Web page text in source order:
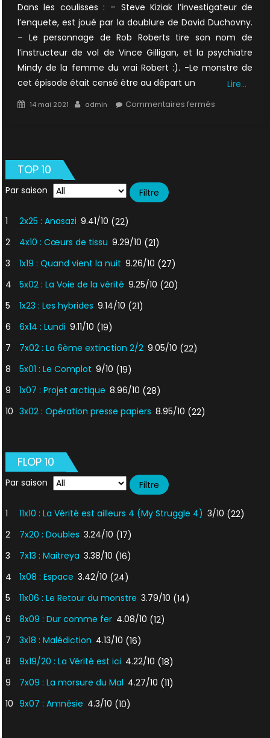
Dans les coulisses : – Steve Kiziak l’investigateur de
l’enquete, est joué par la doublure de David Duchovny.
– Le personnage de Rob Roberts tire son nom de
l’instructeur de vol de Vince Gilligan, et la psychiatre
Mindy de la femme du vrai Robert :). -Le monstre de
cet épisode était censé être au départ un
Lire…
Posted
14 mai 2021 Author
admin Commentaires ferméssur
TOP 10
Par saison
1 2x25 : Anasazi 9.41/10 (22)
2
4x10 : Cœurs de tissu 9.29/10 (21)
3
1x19 : Quand vient la nuit 9.26/10 (27)
4
5x02 : La Voie de la vérité 9.25/10 (20)
5
1x23 : Les hybrides 9.14/10 (21)
6
6x14 : Lundi 9.11/10 (19)
7
7x02 : La 6ème extinction 2/2 9.05/10 (22)
8
5x01 : Le Complot 9/10 (19)
9
1x07 : Projet arctique 8.96/10 (28)
10 3x02 : Opération presse papiers 8.95/10 (22)
FLOP 10
Par saison
1 11x10 : La Vérité est ailleurs 4 (My Struggle 4) 3/10 (22)
2
7x20 : Doubles 3.24/10 (17)
3
7x13 : Maitreya 3.38/10 (16)
4
1x08 : Espace 3.42/10 (24)
5
11x06 : Le Retour du monstre 3.79/10 (14)
6
8x09 : Dur comme fer 4.08/10 (12)
7
3x18 : Malédiction 4.13/10 (16)
8
9x19/20 : La Vérité est ici 4.22/10 (18)
9
7x09 : La morsure du Mal 4.27/10 (11)
10 9x07 : Amnésie 4.3/10 (10)